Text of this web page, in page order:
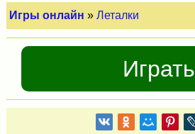
Игры онлайн »Леталки
Играть